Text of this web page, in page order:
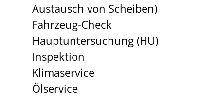
Austausch von Scheiben)
Fahrzeug-Check
Hauptuntersuchung (HU)
Inspektion
Klimaservice
Ölservice